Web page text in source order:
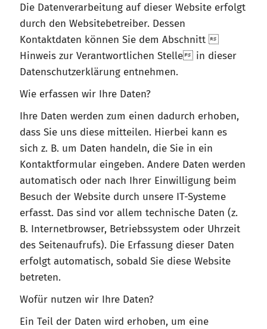
Die Datenverarbeitung auf dieser Website erfolgt
durch den Websitebetreiber. Dessen
Kontaktdaten können Sie dem Abschnitt
Hinweis zur Verantwortlichen Stelle in dieser
Datenschutzerklärung entnehmen.
Wie erfassen wir Ihre Daten?
Ihre Daten werden zum einen dadurch erhoben,
dass Sie uns diese mitteilen. Hierbei kann es
sich z. B. um Daten handeln, die Sie in ein
Kontaktformular eingeben. Andere Daten werden
automatisch oder nach Ihrer Einwilligung beim
Besuch der Website durch unsere IT-Systeme
erfasst. Das sind vor allem technische Daten (z.
B. Internetbrowser, Betriebssystem oder Uhrzeit
des Seitenaufrufs). Die Erfassung dieser Daten
erfolgt automatisch, sobald Sie diese Website
betreten.
Wofür nutzen wir Ihre Daten?
Ein Teil der Daten wird erhoben, um eine